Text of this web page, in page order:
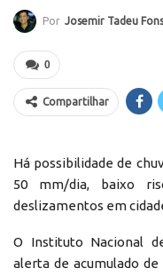
Por Josemir Tadeu Fonseca
0
Compartilhar
Há possibilidade de
50 mm/dia, baixo
deslizamentos em
O Instituto Nacional
alerta de acumulado de